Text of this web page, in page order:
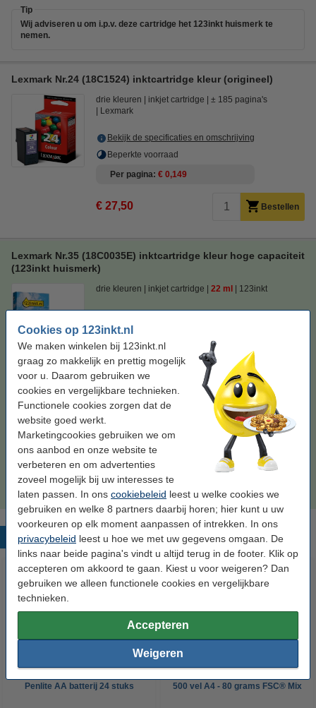
Cookies op 123inkt.nl
We maken winkelen bij 123inkt.nl
graag zo makkelijk en prettig mogelijk
voor u. Daarom gebruiken we
cookies en vergelijkbare technieken.
Functionele cookies zorgen dat de
website goed werkt.
Marketingcookies gebruiken we om
ons aanbod en onze website te
verbeteren en om advertenties
zoveel mogelijk bij uw interesses te
laten passen. In ons cookiebeleid leest u welke cookies we
gebruiken en welke 8 partners daarbij horen; hier kunt u uw
voorkeuren op elk moment aanpassen of intrekken. In ons
privacybeleid leest u hoe we met uw gegevens omgaan. De
links naar beide pagina's vindt u altijd terug in de footer. Klik op
accepteren om akkoord te gaan. Kiest u voor weigeren? Dan
gebruiken we alleen functionele cookies en vergelijkbare
technieken.
Accepteren
Weigeren
Tip
Wij adviseren u om i.p.v. deze cartridge het 123inkt huismerk te
nemen.
Lexmark Nr.24 (18C1524) inktcartridge kleur (origineel)
drie kleuren inkjet cartridge
± 185 pagina's
Lexmark
Bekijk de specificaties en omschrijving
Beperkte voorraad
Per pagina € 0,149
€ 27,50 Bestellen
Lexmark Nr.35 (18C0035E) inktcartridge kleur hoge capaciteit
(123inkt huismerk)
drie kleuren inkjet cartridge 22 ml 123inkt
Bespaar
kwaliteitsverlies)!
Direct leverbaar
Maandag in huis
Prijs per ml € 1,11
€ 24,50 Bestellen
Wij adviseren u om deze cartridge i.p.v. de originele cartridge te
nemen.
Populaire producten
123accu Xtreme Power MN1500
Penlite AA batterij 24 stuks
123inkt kopieerpapier 1 pak van
500 vel A4 - 80 grams FSC® Mix